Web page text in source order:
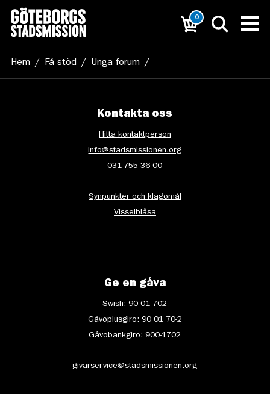
0
Hem / Få stöd / Unga forum /
Kontakta oss
Hitta kontaktperson
info@stadsmissionen.org
031-755 36 00
Synpunkter och klagomål
Visselblåsa
Ge en gåva
Swish: 90 01 702
Gåvoplusgiro: 90 01 70-2
Gåvobankgiro: 900-1702
givarservice@stadsmissionen.org